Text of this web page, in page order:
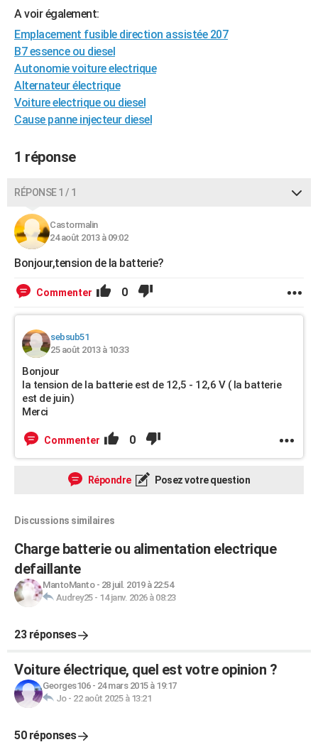
Carte de Noël
Carte Bonne année
Carte Saint-Valentin
Carte Pâques
Carte d'anniversaire
DICTIONNAIRE
Dictionnaire
Biographies
Citations
Expressions
Proverbes
PROGRAMME TV
COPAINS D'AVANT
Bricolage
Lifestyle
Culture
Sport
Auto
Television
Voyage
Cinema
A voir également:
Emplacement fusible direction assistée 207
B7 essence ou diesel
Autonomie voiture electrique
Alternateur électrique
Voiture electrique ou diesel
Cause panne injecteur diesel
1 réponse
RÉPONSE 1 / 1
Castormalin
24 août 2013 à 09:02
Bonjour,tension de la batterie?
Commenter 0
sebsub51
25 août 2013 à 10:33
Bonjour
la tension de la batterie est de 12,5 - 12,6 V ( la batterie
est de juin)
Merci
Commenter 0
Répondre Posez votre question
Discussions similaires
Charge batterie ou alimentation electrique
defaillante
MantoManto- 28 juil. 2019 à 22:54
Audrey25- 14 janv. 2026 à 08:23
23 réponses
Voiture électrique, quel est votre opinion ?
Georges106- 24 mars 2015 à 19:17
Jo- 22 août 2025 à 13:21
50 réponses